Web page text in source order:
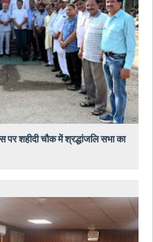
शहीदी चौक में श्रद्धांजलि सभा का